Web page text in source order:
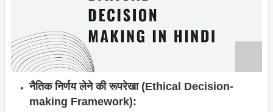
नैतिक निर्णय लेने की रूपरेखा (Ethical Decision-
making Framework):